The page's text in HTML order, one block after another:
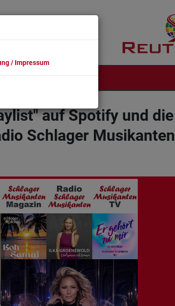
KONTAKT
auf Spotify und die
Schlager Musikanten
/ Impressum